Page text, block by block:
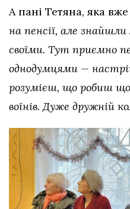
А пані Тетяна, яка
на пенсії, але
своїми. Тут приємно
однодумцями —
розумієш, що робиш
воїнів. Дуже дружній